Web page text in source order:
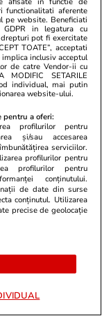
functionalitati aferente
pe website. Beneficiati
in legatura cu
pot fi exercitate
TOATE”, acceptati
inclusiv acceptul
de catre Vendor-ii cu
SETARILE
individual, mai putin
website-ului.
pentru a oferi:
profilurilor pentru
și/sau accesarea
serviciilor.
profilurilor pentru
profilurilor pentru
conținutului.
de date din surse
conținutul. Utilizarea
precise de geolocație